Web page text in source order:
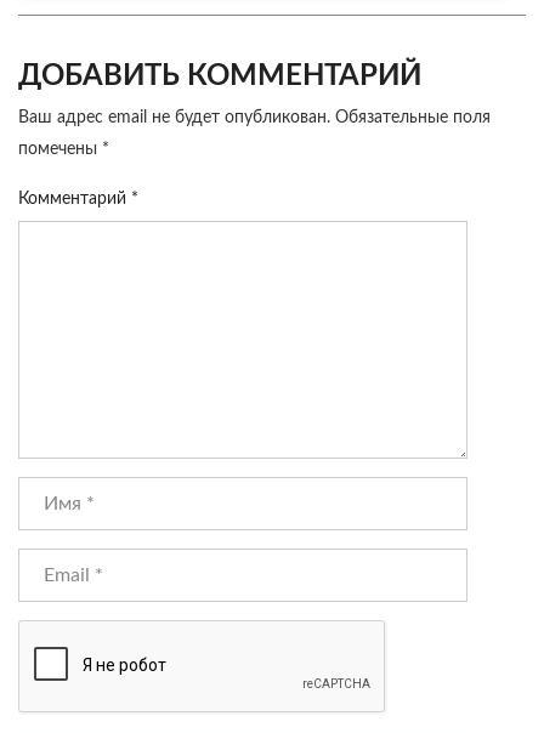
ДОБАВИТЬ КОММЕНТАРИЙ
Ваш адрес email не будет опубликован. Обязательные поля
помечены *
Комментарий *